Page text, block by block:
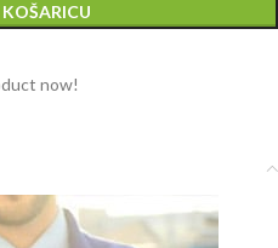
now!